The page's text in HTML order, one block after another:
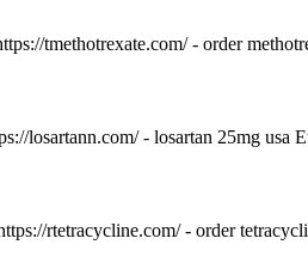
tmethotrexate.com/ - order
losartann.com/ - losartan 25mg usa
rtetracycline.com/ - order